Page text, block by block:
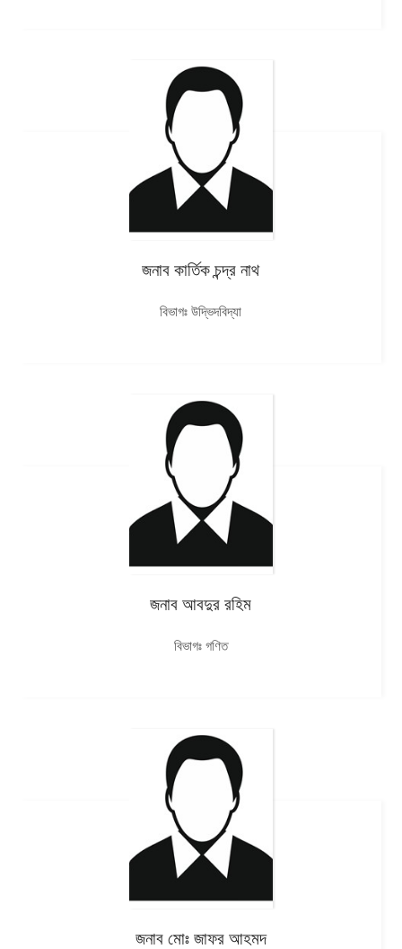
জনাব কার্তিক চন্দ্র নাথ
বিভাগঃ উদ্ভিদবিদ্যা
জনাব আবদুর রহিম
বিভাগঃ গণিত
জনাব মোঃ জাফর আহমদ